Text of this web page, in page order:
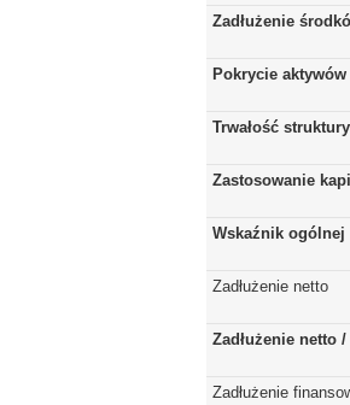
Zadłużenie
Pokrycie aktywów
Trwałość
Zastosowanie
Wskaźnik
Zadłużenie netto
Zadłużenie netto
Zadłużenie